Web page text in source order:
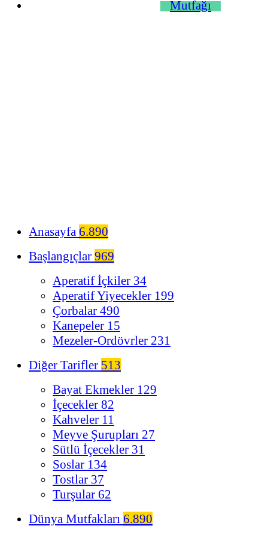
Anasayfa 6.890
Başlangıçlar 969
Aperatif İçkiler 34
Aperatif Yiyecekler 199
Çorbalar 490
Kanepeler 15
Mezeler-Ordövrler 231
Diğer Tarifler 513
Bayat Ekmekler 129
İçecekler 82
Kahveler 11
Meyve Şurupları 27
Sütlü İçecekler 31
Soslar 134
Tostlar 37
Turşular 62
Dünya Mutfakları 6.890